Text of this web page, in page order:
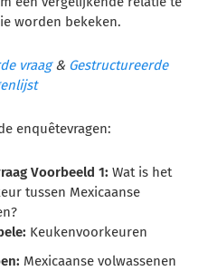
worden bekeken.
vraag& Gestructureerde
enquêtevragen:
Voorbeeld 1:Wat is het
tussen Mexicaanse
Keukenvoorkeuren
Mexicaanse volwassenen